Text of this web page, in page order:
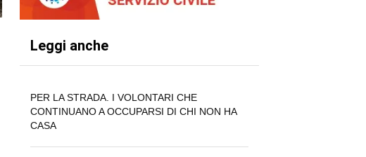
Leggi anche
PER LA STRADA. I VOLONTARI CHE
CONTINUANO A OCCUPARSI DI CHI NON HA
CASA